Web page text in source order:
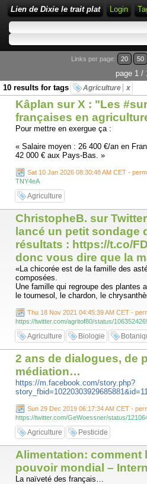
Lien de Dixie le trait plat Login
Links per page: 20 50
page 1 /
10 results for tags
Agriculture x
Kâplan sur X : "Les
françaises en
Pour mettre en exergue ça :
« Salaire moyen : 26 400 €/an en
42 000 € aux Pays-Bas. »
Sat 10 Jan 2026 08:30:48 AM CET -
TNY4eA
Agriculture
ChristopheB. sur
lancé un petit sondage
résultats : https://t.co/
donc vous dire que la
«La chicorée est de la famille des
composées.
Une famille qui regroupe des plantes
le tournesol, le chardon, le
Thu 18 Nov 2021 04:45:39 AM CET -
https://twitter.com/agritof80/status/
Agriculture Biologie
2 ans de dialogues, de
médiation…
https://m.facebook.com/story.php?
Sun 29 Dec 2019 06:17:34 AM CET -
https://twitter.com/GeWoessner/status/
Agriculture Pesticide
Alimentation: comment
pouvoir mondial –
La naïveté des français…